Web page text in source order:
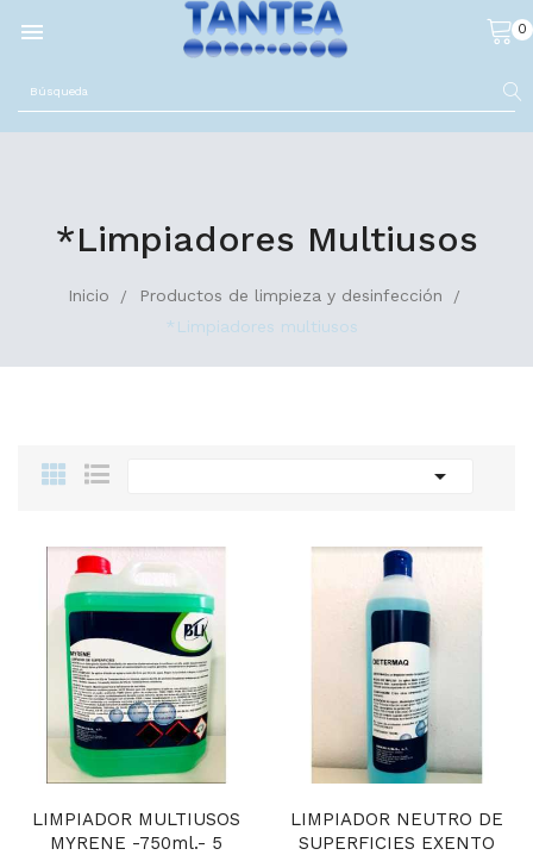
 0
*Limpiadores Multiusos
Inicio
Productos de limpieza y desinfección
*Limpiadores multiusos

LIMPIADOR MULTIUSOS
MYRENE -750ml.- 5
LIMPIADOR NEUTRO DE
SUPERFICIES EXENTO